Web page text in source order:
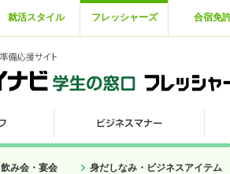
就活スタイル フレッシャーズ 合宿免
飲み会・宴会 身だしなみ・ビジネスアイテム